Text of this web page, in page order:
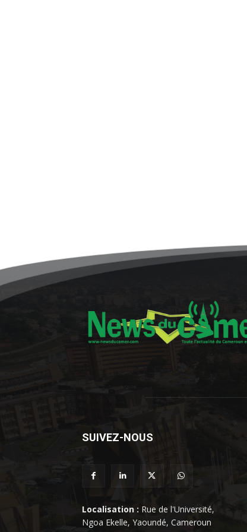
SUIVEZ-NOUS
Localisation : Rue de l'Université,
Ngoa Ekelle, Yaoundé, Cameroun